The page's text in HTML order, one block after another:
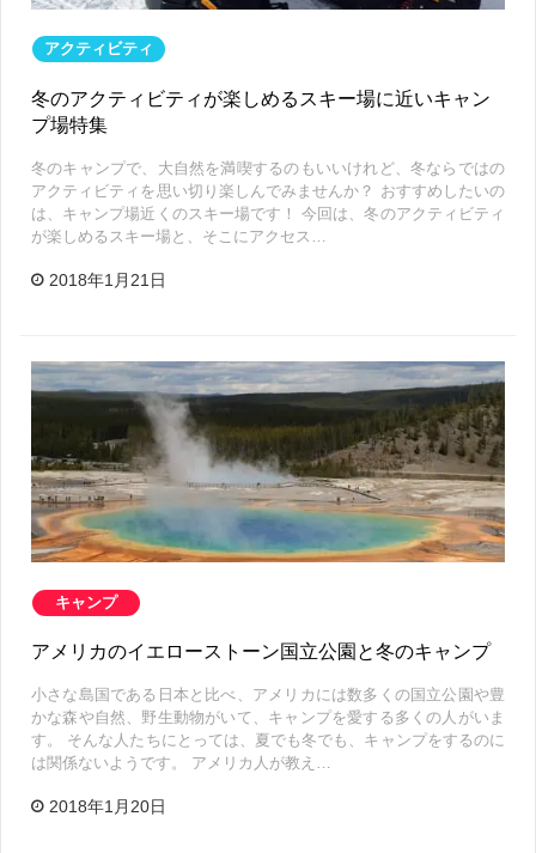
アクティビティ
冬のアクティビティが楽しめるスキー場に近いキャン
プ場特集
冬のキャンプで、大自然を満喫するのもいいけれど、冬ならではの
アクティビティを思い切り楽しんでみませんか？ おすすめしたいの
は、キャンプ場近くのスキー場です！ 今回は、冬のアクティビティ
が楽しめるスキー場と、そこにアクセス…
2018年1月21日
キャンプ
アメリカのイエローストーン国立公園と冬のキャンプ
小さな島国である日本と比べ、アメリカには数多くの国立公園や豊
かな森や自然、野生動物がいて、キャンプを愛する多くの人がいま
す。 そんな人たちにとっては、夏でも冬でも、キャンプをするのに
は関係ないようです。 アメリカ人が教え…
2018年1月20日